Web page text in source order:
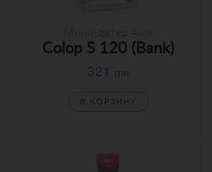
Colop S 120 (Bank)
321 грн
В КОРЗИНУ